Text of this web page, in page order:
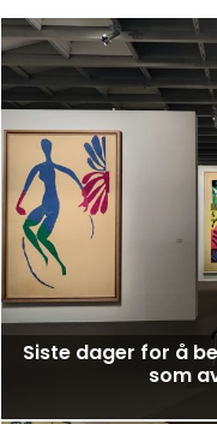
Siste dager for å
som